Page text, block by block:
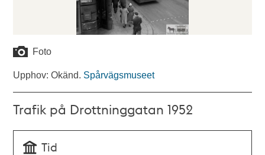
Foto
Upphov: Okänd. Spårvägsmuseet
Trafik på Drottninggatan 1952
Tid